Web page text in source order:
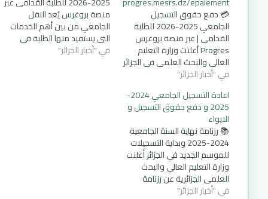
💳 دفع حقوق التسجيل
الجامعي 2025-2026 للطلبة
القدامى | عبر منصة بروغرس
Progres أعلنت وزارة التعليم
العالي والبحث العلمي في الجزائر
عن انطلاق عملية دفع حقوق
إعادة التسجيل للموسم
الجامعي 2026/2025 الخاصة
بالطلبة الجامعيين القدامى،
2025، عبر منصة إلكترونية
موحدة هي
progres.mesrs.dz. 🟢 تتم…
في "أخبار الجزائر"
منصة بروغرس يُعد النقل
الجامعي من بين أهم الخدمات
التي يستفيد منها الطلبة في
مختلف ولايات الوطن، حيث يُوفر
وسيلة تنقل يومية من مقر
في "أخبار الجزائر"
اعادة التسجيل الجامعي 2024-
2025 و دفع حقوق التسجيل و
الايواء
📚 رزنامة نهاية السنة الجامعية
2024-2025 وبداية التسجيلات
للموسم الجديد في الجزائر أعلنت
وزارة التعليم العالي والبحث
العلمي الجزائرية عن رزنامة
رسمية لإنهاء السنة الجامعية
في "أخبار الجزائر"